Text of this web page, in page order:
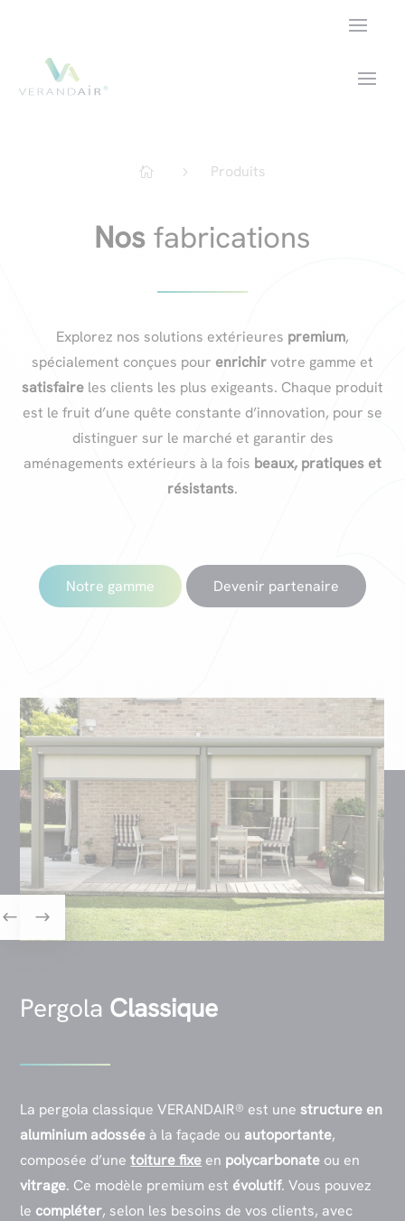
 5 Produits
Nos fabrications
Explorez nos solutions extérieures premium,
spécialement conçues pour enrichirvotre gamme et
satisfaire les clients les plus exigeants. Chaque produit
est le fruit d’une quête constante d’innovation, pour se
distinguer sur le marché et garantir des
aménagements extérieurs à la fois beaux, pratiques et
résistants.
Notre gamme Devenir partenaire
Pergola Classique
La pergola classique VERANDAIR® est une structure en
aluminium adossée à la façade ou autoportante,
composée d’unetoiture fixe en polycarbonate ou en
vitrage. Ce modèle premium est évolutif. Vous pouvez
le compléter, selon les besoins de vos clients, avec